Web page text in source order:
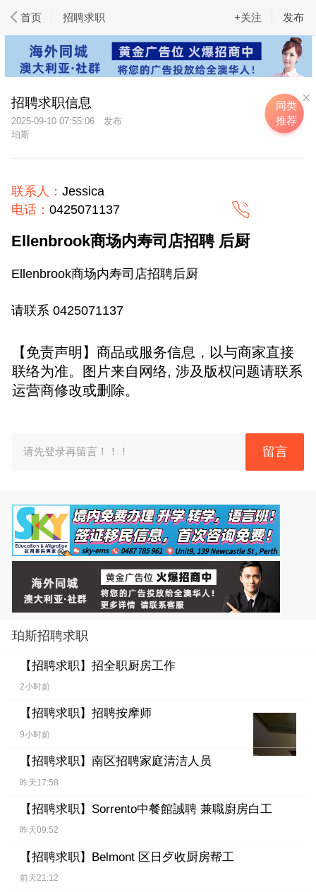
首页 招聘求职 发布
+关注
招聘求职信息
2025-09-10 07:55:06
珀斯
联系人： Jessica
电话： 0425071137
Ellenbrook商场内寿司店招聘 后厨
Ellenbrook商场内寿司店招聘后厨
请联系 0425071137
【免责声明】商品或服务信息，以与商家直接
联络为准。图片来自网络, 涉及版权问题请联系
运营商修改或删除。
请先登录再留言！！！ 留言
珀斯招聘求职
【招聘求职】 招全职厨房工作
2小时前
【招聘求职】 招聘按摩师
9小时前
【招聘求职】 南区招聘家庭清洁人员
昨天17:58
【招聘求职】 Sorrento中餐館誠聘 兼職廚房白工
昨天09:52
【招聘求职】 Belmont 区日歺收厨房帮工
前天21:12
同类
推荐